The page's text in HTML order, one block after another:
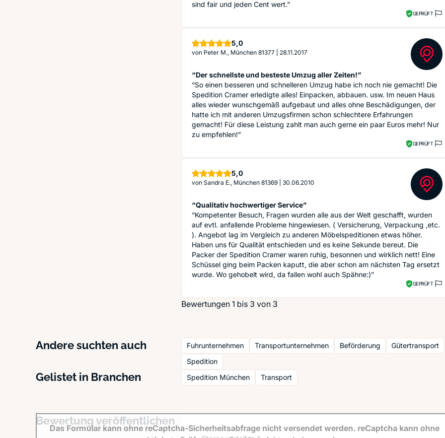
sind fair und jeden Cent wert.”
GEPRÜFT
5,0Sterne
von Peter M., München 81377 28.11.2017
“Der schnellste und besteste Umzug aller Zeiten!”
“So einen besseren und schnelleren Umzug habe ich noch nie gemacht! Die
Spedition Cramer erledigte alles! Einpacken, abbauen. usw. Im neuen Haus
alles wieder wunschgemäß aufgebaut und alles ohne Beschädigungen, der
hatte ich mit anderen Umzugsfirmen schon schlechtere Erfahrungen
gemacht! Für diese Leistung zahlt man auch gerne ein paar Euros mehr! Nur
zu empfehlen!”
GEPRÜFT
5,0Sterne
von Sandra E., München 81369 30.06.2010
“Qualitativ hochwertiger Service”
“Kompetenter Besuch, Fragen wurden alle aus der Welt geschafft, wurden
auf evtl. anfallende Probleme hingewiesen. ( Versicherung, Verpackung ,etc.
). Angebot lag im Vergleich zu anderen Möbelspeditionen etwas höher.
Haben uns für Qualität entschieden und es keine Sekunde bereut. Die
Packer der Spedition Cramer waren ruhig, besonnen und wirklich nett! Eine
Schüssel ging beim Packen kaputt, die aber schon am nächsten Tag ersetzt
wurde. Wo gehobelt wird, da fallen wohl auch Spähne:)”
GEPRÜFT
Bewertungen 1 bis 3 von 3
Andere suchten auch Fuhrunternehmen Transportunternehmen Beförderung
Gütertransport
Spedition
Gelistet in Branchen Spedition München Transport
Bewertung veröffentlichen
Das Formular kann ohne reCaptcha-Sicherheitsabfrage nicht versendet werden. reCaptcha kann ohne